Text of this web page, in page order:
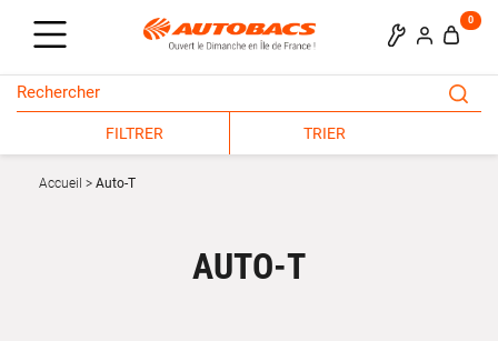
0
FILTRER TRIER
Accueil Auto-T
AUTO-T